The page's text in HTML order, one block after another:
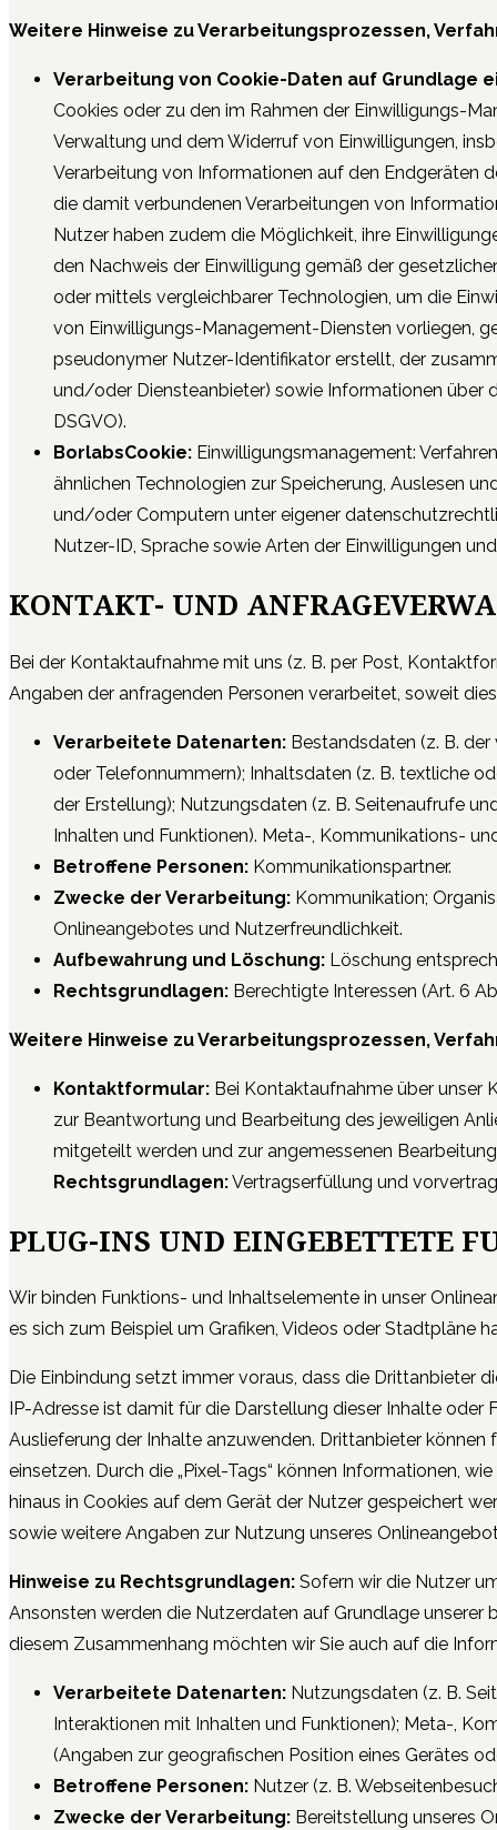
Weitere Hinweise zu Verarbeitungsprozessen,
Verarbeitung von Cookie-Daten auf Grundlage
Cookies oder zu den im Rahmen der Einwilligungs-
Verwaltung und dem Widerruf von Einwilligungen,
Verarbeitung von Informationen auf den Endgeräten
die damit verbundenen Verarbeitungen von
Nutzer haben zudem die Möglichkeit, ihre
den Nachweis der Einwilligung gemäß der
oder mittels vergleichbarer Technologien, um die
von Einwilligungs-Management-Diensten vorliegen,
pseudonymer Nutzer-Identifikator erstellt, der
und/oder Diensteanbieter) sowie Informationen über
DSGVO).
BorlabsCookie: Einwilligungsmanagement:
ähnlichen Technologien zur Speicherung, Auslesen
und/oder Computern unter eigener
Nutzer-ID, Sprache sowie Arten der Einwilligungen
KONTAKT- UND
Bei der Kontaktaufnahme mit uns (z. B. per Post,
Angaben der anfragenden Personen verarbeitet, soweit
Verarbeitete Datenarten: Bestandsdaten (z. B.
oder Telefonnummern); Inhaltsdaten (z. B. textliche
der Erstellung); Nutzungsdaten (z. B. Seitenaufrufe
Inhalten und Funktionen). Meta-, Kommunikations-
Betroffene Personen: Kommunikationspartner.
Zwecke der Verarbeitung: Kommunikation;
Onlineangebotes und Nutzerfreundlichkeit.
Aufbewahrung und Löschung: Löschung
Rechtsgrundlagen: Berechtigte Interessen (Art. 6
Weitere Hinweise zu Verarbeitungsprozessen,
Kontaktformular: Bei Kontaktaufnahme über unser
zur Beantwortung und Bearbeitung des jeweiligen
mitgeteilt werden und zur angemessenen
Rechtsgrundlagen:Vertragserfüllung und
PLUG-INS UND EINGEBETTETE
Wir binden Funktions- und Inhaltselemente in unser
es sich zum Beispiel um Grafiken, Videos oder Stadtpläne
Die Einbindung setzt immer voraus, dass die Drittanbieter
IP-Adresse ist damit für die Darstellung dieser Inhalte
Auslieferung der Inhalte anzuwenden. Drittanbieter
einsetzen. Durch die „Pixel-Tags“ können Informationen,
hinaus in Cookies auf dem Gerät der Nutzer gespeichert
sowie weitere Angaben zur Nutzung unseres
Hinweise zu Rechtsgrundlagen: Sofern wir die Nutzer
Ansonsten werden die Nutzerdaten auf Grundlage
diesem Zusammenhang möchten wir Sie auch auf die
Verarbeitete Datenarten: Nutzungsdaten (z. B.
Interaktionen mit Inhalten und Funktionen); Meta-,
(Angaben zur geografischen Position eines Gerätes
Betroffene Personen: Nutzer (z. B.
Zwecke der Verarbeitung: Bereitstellung unseres